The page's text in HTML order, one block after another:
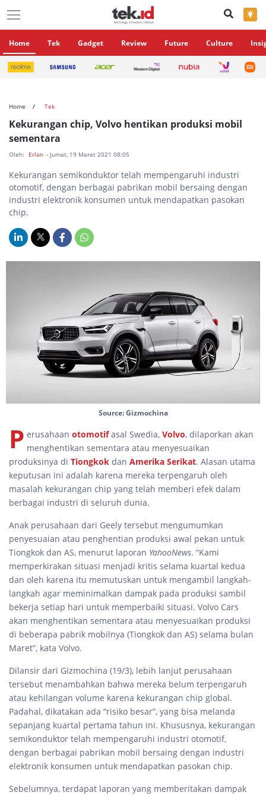
×
Home Tek Gadget Review Future Culture
Home Tek
Kekurangan chip, Volvo hentikan produksi mobil
sementara
Oleh: Erlan - Jumat, 19 Maret 2021 08:05
Kekurangan semikonduktor telah mempengaruhi industri
otomotif, dengan berbagai pabrikan mobil bersaing dengan
industri elektronik konsumen untuk mendapatkan pasokan
chip.
Source: Gizmochina
P erusahaan otomotifasal Swedia, Volvo, dilaporkan akan
menghentikan sementara atau menyesuaikan
produksinya di Tiongkok dan Amerika Serikat. Alasan utama
keputusan ini adalah karena mereka terpengaruh oleh
masalah kekurangan chip yang telah memberi efek dalam
berbagai industri di seluruh dunia.
Anak perusahaan dari Geely tersebut mengumumkan
penyesuaian atau penghentian produksi awal pekan untuk
Tiongkok dan AS, menurut laporan YahooNews. “Kami
memperkirakan situasi menjadi kritis selama kuartal kedua
dan oleh karena itu memutuskan untuk mengambil langkah-
langkah agar meminimalkan dampak pada produksi sambil
bekerja setiap hari untuk memperbaiki situasi. Volvo Cars
akan menghentikan sementara atau menyesuaikan produksi
di beberapa pabrik mobilnya (Tiongkok dan AS) selama bulan
Maret”, kata Volvo.
Dilansir dari Gizmochina (19/3), lebih lanjut perusahaan
tersebut menambahkan bahwa mereka belum terpengaruh
atau kehilangan volume karena kekurangan chip global.
Padahal, dikatakan ada “risiko besar”, yang bisa melanda
sepanjang kuartal pertama tahun ini. Khususnya, kekurangan
semikonduktor telah mempengaruhi industri otomotif,
dengan berbagai pabrikan mobil bersaing dengan industri
elektronik konsumen untuk mendapatkan pasokan chip.
Sebelumnya, terdapat laporan yang memberitakan dampak